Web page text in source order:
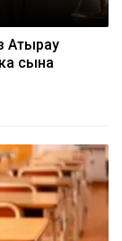
Атырау
сына